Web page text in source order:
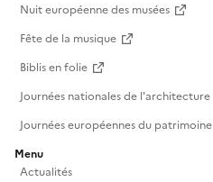
Nuit européenne des musées
Fête de la musique
Biblis en folie
Journées nationales de l'architecture
Journées européennes du patrimoine
Menu
Actualités